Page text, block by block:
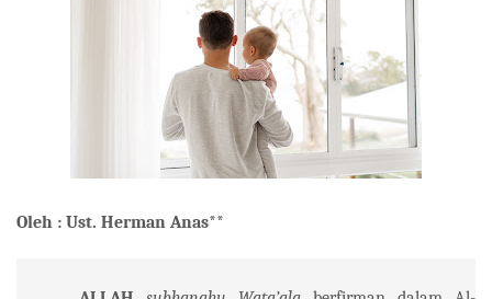
Oleh : Ust. Herman Anas**